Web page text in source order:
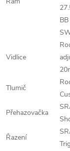
Vidlice
Tlumič
Přehazovačka
Řazení